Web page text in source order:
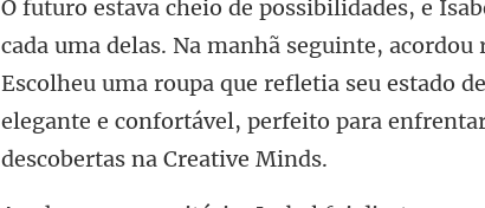
inte, acordou
Escolheu uma roupa que refletia seu estado